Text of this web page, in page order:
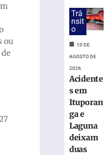
ou
julho
agosto
inclui
honorários
Trâ
nsit
o
10 DE
AGOSTO DE
2026
Acidente
s em
Ituporan
ga e
Laguna
deixam
duas